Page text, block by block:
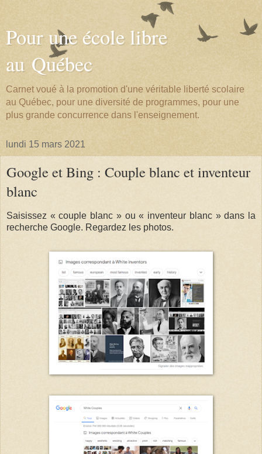
Pour une école libre
au Québec
Carnet voué à la promotion d'une véritable liberté scolaire
au Québec, pour une diversité de programmes, pour une
plus grande concurrence dans l'enseignement.
lundi 15 mars 2021
Google et Bing : Couple blanc et inventeur
blanc
Saisissez « couple blanc » ou « inventeur blanc » dans la
recherche Google. Regardez les photos.